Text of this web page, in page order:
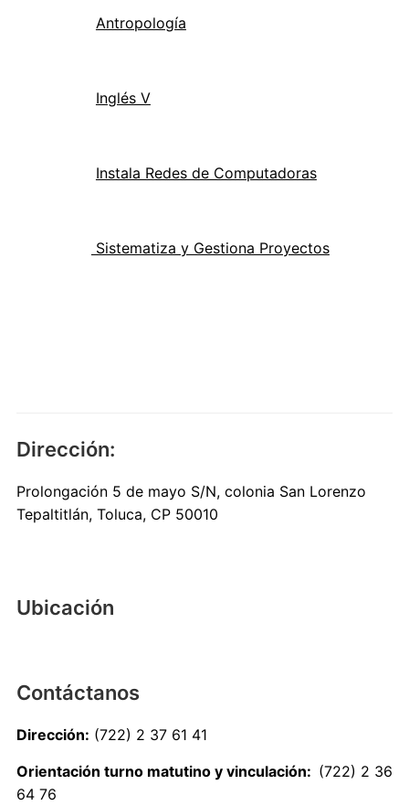
Antropología
Inglés V
Instala Redes de Computadoras
Sistematiza y Gestiona Proyectos
Dirección:
Prolongación 5 de mayo S/N, colonia San Lorenzo
Tepaltitlán, Toluca, CP 50010
Ubicación
Contáctanos
Dirección: (722) 2 37 61 41
Orientación turno matutino y vinculación: (722) 2 36
64 76